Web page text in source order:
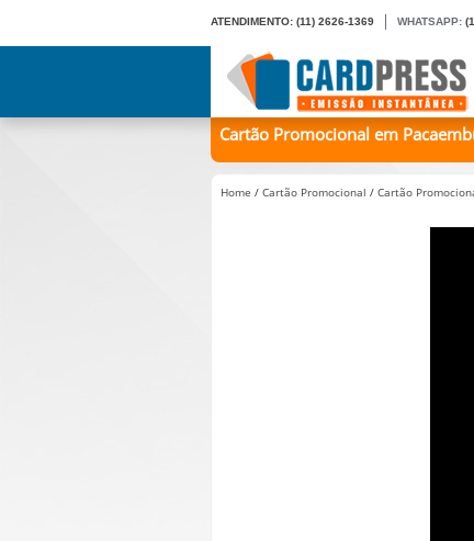
ATENDIMENTO: (11) 2626-1369 WHATSAPP:
Cartão Promocional em
Home / Cartão Promocional / Cartão